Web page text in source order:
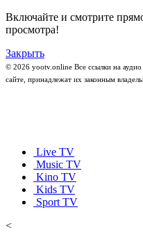
Включайте и смотрите
просмотра!
Закрыть
© 2026 yootv.online Все ссылки на
сайте, принадлежат их законным
Live TV
Music TV
Kino TV
Kids TV
Sport TV
<